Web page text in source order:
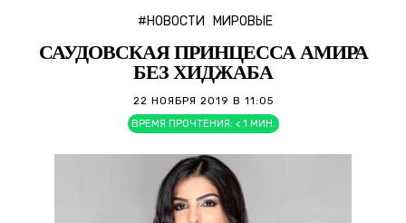
#НОВОСТИ МИРОВЫЕ
САУДОВСКАЯ ПРИНЦЕССА АМИРА
БЕЗ ХИДЖАБА
22 НОЯБРЯ 2019 В 11:05
ВРЕМЯ ПРОЧТЕНИЯ: < 1 МИН.